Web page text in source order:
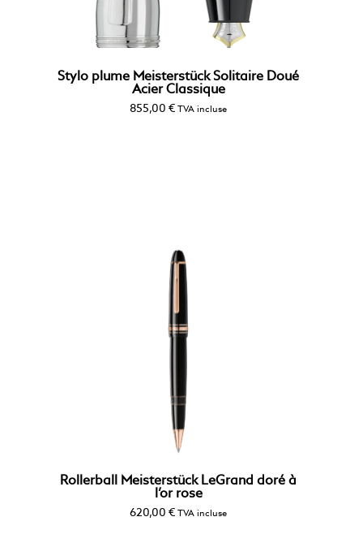
Stylo plume Meisterstück Solitaire Doué
Acier Classique
855,00 € TVA incluse
Rollerball Meisterstück LeGrand doré à
l’or rose
620,00 € TVA incluse